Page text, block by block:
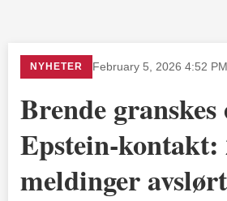
NYHETER February 5, 2026 4:52 PM
Brende
Epstein-kontakt:
meldinger avslørt